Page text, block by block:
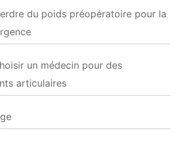
du poids préopératoire pour la
un médecin pour des
articulaires